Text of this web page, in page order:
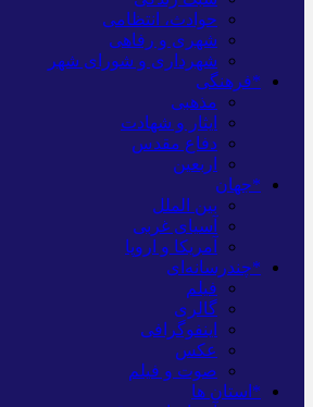
حوادث، انتظامی
شهری و رفاهی
شهرداری و شورای شهر
*فرهنگی
مذهبی
ایثار و شهادت
دفاع مقدس
اربعین
*جهان
بین الملل
آسیای غربی
آمریکا و اروپا
*چندرسانه‌ای
فیلم
گالری
اینفوگرافی
عکس
صوت و فیلم
*استان ها